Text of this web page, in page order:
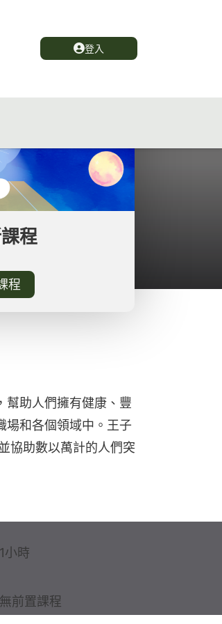
登入
程
程
幫助人們擁有健康、豐
場和各個領域中。王子
協助數以萬計的人們突
小時
前置課程